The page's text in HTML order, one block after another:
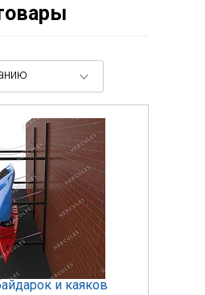
и каяков